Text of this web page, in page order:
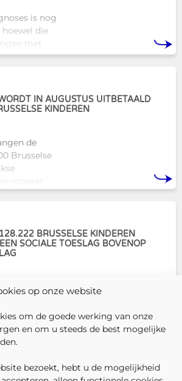
op onze website
om de goede werking van onze
en om u steeds de best mogelijke
bezoekt, hebt u de mogelijkheid
is nog
die
met
zowel
In
Tam-Tam
inIN AUGUSTUS UITBETAALD
KINDEREN
de
Brusselse
vroeger
financiële
gezinnen
BRUSSELSE KINDEREN
SOCIALE TOESLAG BOVENOP
hadden
kinderen
Van hen
kinderen ook
boven op
42,04% van
WIJ ?
BIJ ONS